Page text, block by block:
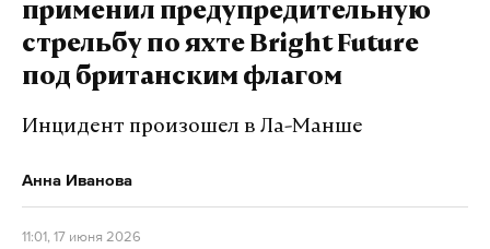
применил предупредительную
стрельбу по яхте Bright Future
под британским флагом
Инцидент произошел в Ла-Манше
Анна Иванова
11:01, 17 июня 2026